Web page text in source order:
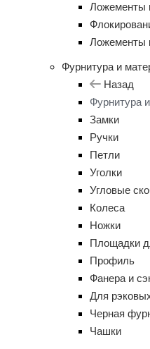
Ложементы
Ложементы
Фурнитура и
Назад
Фурнитура
Замки
Ручки
Петли
Уголки
Угловые
Колеса
Ножки
Площадки
Профиль
Фанера и
Для
Черная
Чашки